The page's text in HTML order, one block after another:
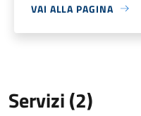
VAI ALLA PAGINA
Servizi (2)